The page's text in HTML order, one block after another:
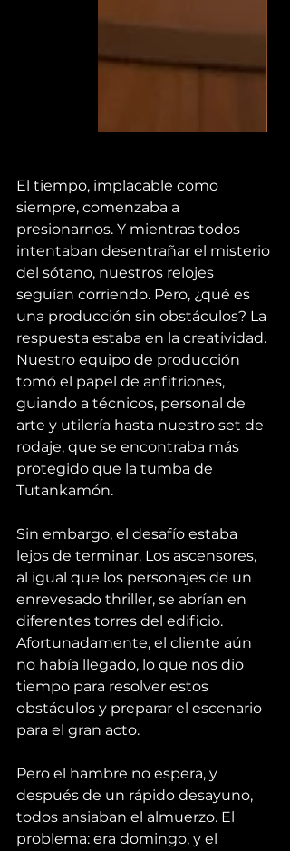
El tiempo, implacable como
siempre, comenzaba a
presionarnos. Y mientras todos
intentaban desentrañar el misterio
del sótano, nuestros relojes
seguían corriendo. Pero, ¿qué es
una producción sin obstáculos? La
respuesta estaba en la creatividad.
Nuestro equipo de producción
tomó el papel de anfitriones,
guiando a técnicos, personal de
arte y utilería hasta nuestro set de
rodaje, que se encontraba más
protegido que la tumba de
Tutankamón.
Sin embargo, el desafío estaba
lejos de terminar. Los ascensores,
al igual que los personajes de un
enrevesado thriller, se abrían en
diferentes torres del edificio.
Afortunadamente, el cliente aún
no había llegado, lo que nos dio
tiempo para resolver estos
obstáculos y preparar el escenario
para el gran acto.
Pero el hambre no espera, y
después de un rápido desayuno,
todos ansiaban el almuerzo. El
problema: era domingo, y el